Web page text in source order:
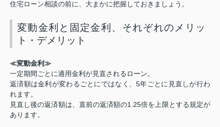
住宅ローン相談の前に、大まかに把握しておきましょう。
変動金利と固定金利、それぞれのメリッ
ト・デメリット
≪変動金利≫
一定期間ごとに適用金利が見直されるローン。
返済額は金利が変わるごとにではなく、5年ごとに見直しが行わ
れます。
見直し後の返済額は、直前の返済額の1.25倍を上限とする規定が
あります。